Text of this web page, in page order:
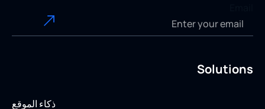
Solutions
ذكاء الموقع